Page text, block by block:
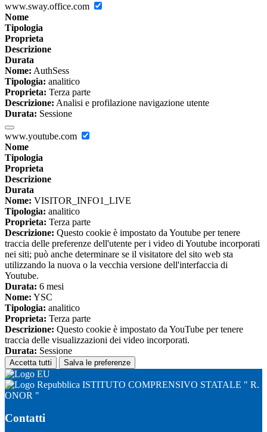
www.sway.office.com
Nome
Tipologia
Proprieta
Descrizione
Durata
Nome: AuthSess
Tipologia: analitico
Proprieta: Terza parte
Descrizione: Analisi e profilazione navigazione utente
Durata: Sessione
www.youtube.com
Nome
Tipologia
Proprieta
Descrizione
Durata
Nome: VISITOR_INFO1_LIVE
Tipologia: analitico
Proprieta: Terza parte
Descrizione: Questo cookie è impostato da Youtube per tenere
traccia delle preferenze dell'utente per i video di Youtube incorporati
nei siti; può anche determinare se il visitatore del sito web sta
utilizzando la nuova o la vecchia versione dell'interfaccia di
Youtube.
Durata: 6 mesi
Nome: YSC
Tipologia: analitico
Proprieta: Terza parte
Descrizione: Questo cookie è impostato da YouTube per tenere
traccia delle visualizzazioni dei video incorporati.
Durata: Sessione
Accetta tutti Salva le preferenze
ISTITUTO COMPRENSIVO STATALE " R.
ONOR "
Contatti